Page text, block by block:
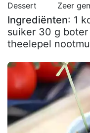
Dessert Zeer
Ingrediënten: 1
suiker 30 g
theelepel